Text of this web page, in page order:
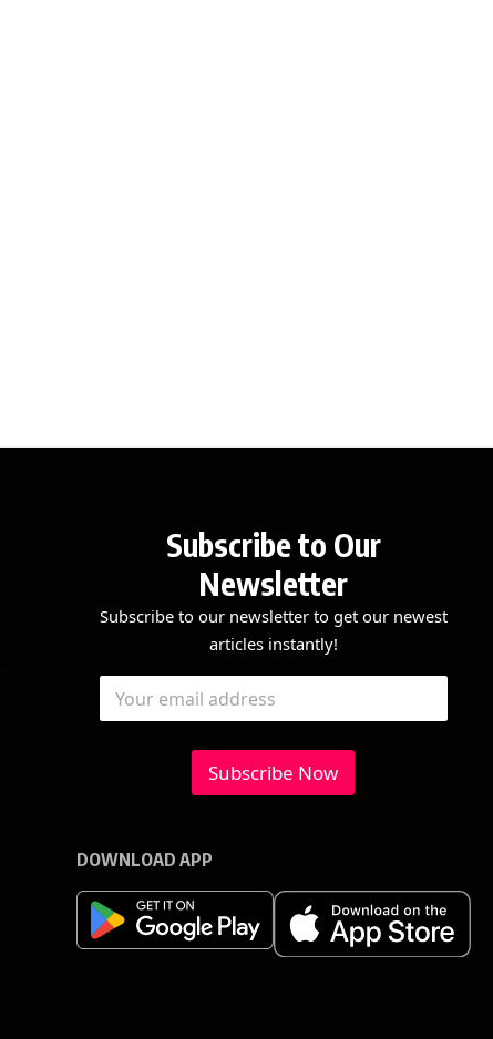
Subscribe to Our
Newsletter
Subscribe to our newsletter to get our newest
articles instantly!
a
l
a
l
*
E
E
a
Subscribe Now
DOWNLOAD APP